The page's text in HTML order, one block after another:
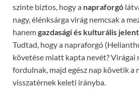
szinte biztos, hogy a napraforgó
nagy, élénksárga virág nemcsak a
hanemgazdasági és kulturális
Tudtad, hogy a napraforgó
követése miatt kapta nevét? Virágai
fordulnak, majd egész nap követik a
visszatérnek keleti irányba.